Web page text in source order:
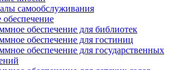
самообслуживания
обеспечение для библиотек
обеспечение для гостиниц
обеспечение для государственных